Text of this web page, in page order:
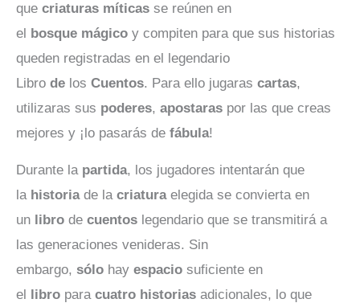
que criaturas míticas se reúnen en
el
bosque mágico y compiten para que sus historias
queden registradas en el legendario
Libro de los Cuentos. Para ello jugaras cartas,
utilizaras sus poderes, apostaras por las que creas
mejores y ¡lo pasarás de fábula!
Durante la partida, los jugadores intentarán que
la historiade la criaturaelegida se convierta en
un libro de cuentos legendario que se transmitirá a
las generaciones venideras. Sin
embargo, sólo hay espacio suficiente en
el libro para cuatro historias adicionales, lo que